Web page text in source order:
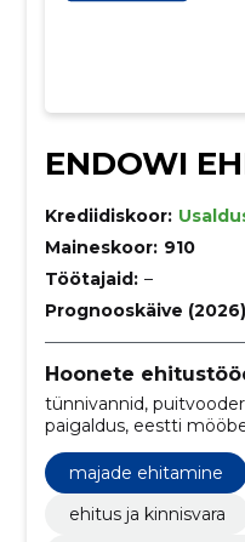
ENDOWI
Krediidiskoor:
Maineskoor: 910
Töötajaid: –
Prognooskäive
Hoonete
tünnivannid,
paigaldus, eestti
majade ehitamine
ehitus ja kinnisvara